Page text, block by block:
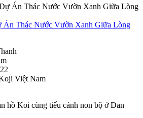
Thác Nước Vườn Xanh Giữa Lòng
Việt Nam